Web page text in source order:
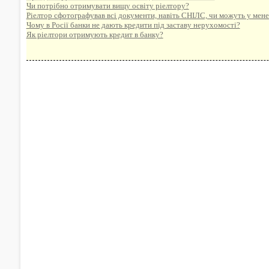
Чи потрібно отримувати вищу освіту ріелтору?
Ріелтор сфотографував всі документи, навіть СНІЛС, чи можуть у
Чому в Росії банки не дають кредити під заставу нерухомості?
Як ріелтори отримують кредит в банку?